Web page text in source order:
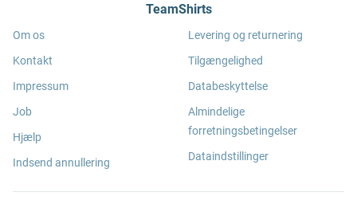
TeamShirts
Om os
Kontakt
Impressum
Job
Hjælp
Indsend annullering
Levering og returnering
Tilgængelighed
Databeskyttelse
Almindelige
forretningsbetingelser
Dataindstillinger